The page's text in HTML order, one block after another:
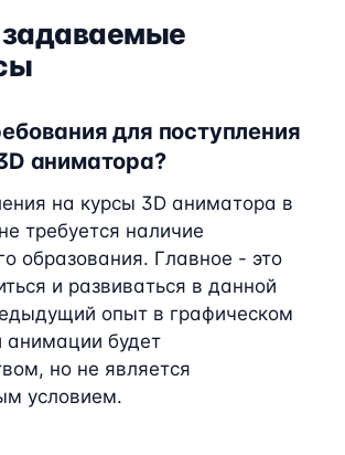
для поступления
аниматора?
на курсы 3D аниматора в
требуется наличие
образования. Главное - это
и развиваться в данной
опыт в графическом
анимации будет
но не является
условием.